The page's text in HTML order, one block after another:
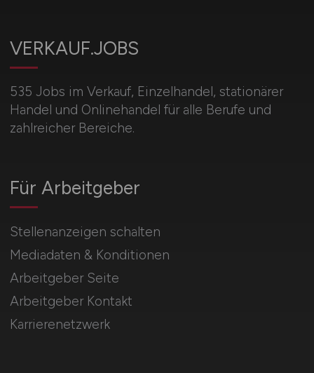
VERKAUF.JOBS
535 Jobs im Verkauf, Einzelhandel, stationärer
Handel und Onlinehandel für alle Berufe und
zahlreicher Bereiche.
Für Arbeitgeber
Stellenanzeigen schalten
Mediadaten & Konditionen
Arbeitgeber Seite
Arbeitgeber Kontakt
Karrierenetzwerk